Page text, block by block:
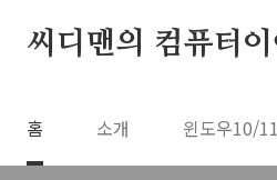
씨디맨의 컴퓨터이
홈 소개 윈도우10/